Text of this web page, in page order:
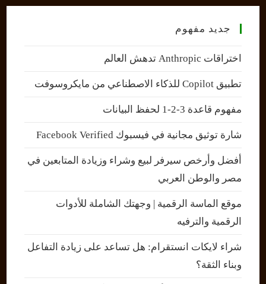
جديد مفهوم
اختراقات Anthropic تدهش العالم
تطبيق Copilot للذكاء الاصطناعي من مايكروسوفت
مفهوم قاعدة 3-2-1 لحفظ البيانات
شارة توثيق مجانية في فيسبوك Facebook Verified
أفضل وأرخص سيرفر لبيع وشراء وزيادة المتابعين في
مصر والوطن العربي
موقع الماسة الرقمية | وجهتك الشاملة للأدوات
الرقمية والترفيه
شراء لايكات انستقرام: هل تساعد على زيادة التفاعل
وبناء الثقة؟